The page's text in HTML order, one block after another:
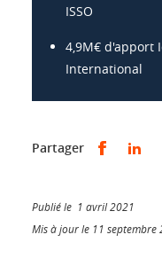
ISSO
4,9M€ d'apport
International
Partager
Publié le 1 avril 2021
Mis à jour le 11 septembre